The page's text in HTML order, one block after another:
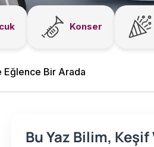
Konser
Eğlence Bir Arada
Bu Yaz Bilim,